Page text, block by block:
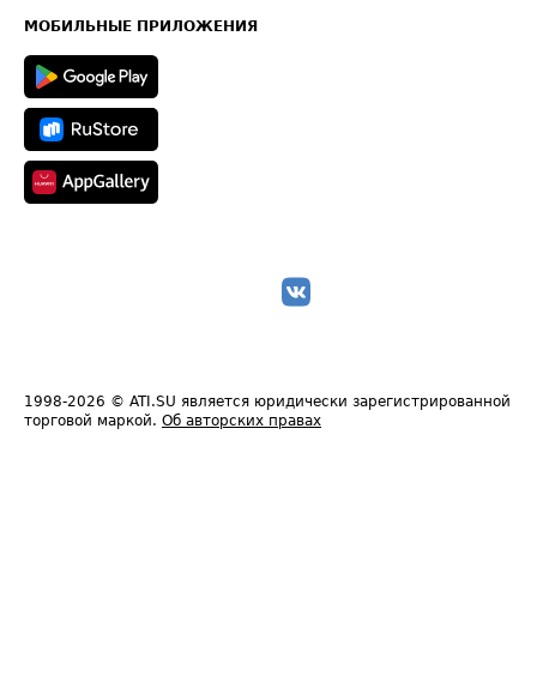
Техническая информация
МОБИЛЬНЫЕ ПРИЛОЖЕНИЯ
1998-2026 © ATI.SU является юридически зарегистрированной
торговой маркой. Об авторских правах